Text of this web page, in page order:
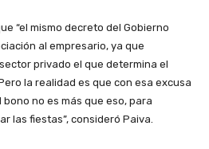
“el mismo decreto del Gobierno
al empresario, ya que
privado el que determina el
la realidad es que con esa excusa
no es más que eso, para
las fiestas”, consideró Paiva.